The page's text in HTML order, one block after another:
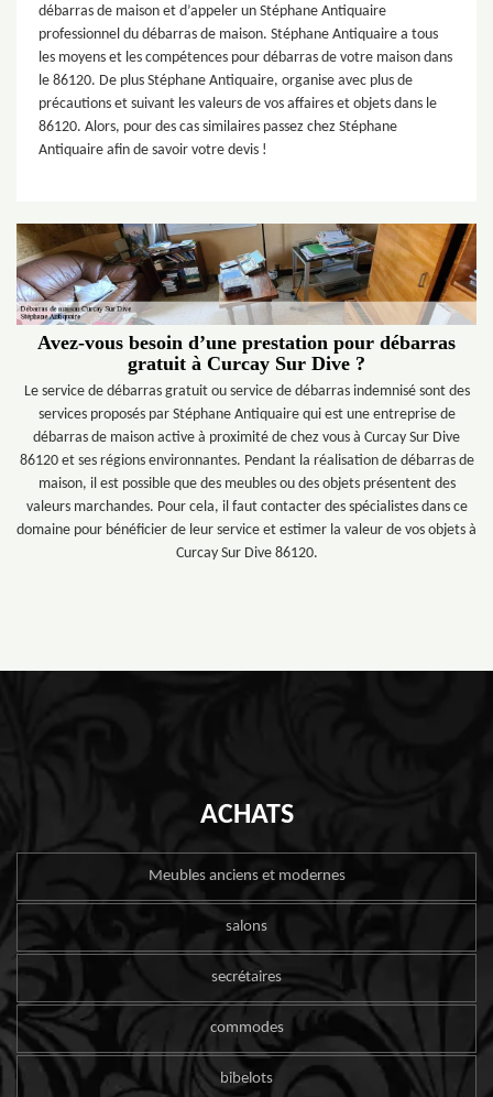
débarras de maison et d’appeler un Stéphane Antiquaire
professionnel du débarras de maison. Stéphane Antiquaire a tous
les moyens et les compétences pour débarras de votre maison dans
le 86120. De plus Stéphane Antiquaire, organise avec plus de
précautions et suivant les valeurs de vos affaires et objets dans le
86120. Alors, pour des cas similaires passez chez Stéphane
Antiquaire afin de savoir votre devis !
Avez-vous besoin d’une prestation pour débarras
gratuit à Curcay Sur Dive ?
Le service de débarras gratuit ou service de débarras indemnisé sont des
services proposés par Stéphane Antiquaire qui est une entreprise de
débarras de maison active à proximité de chez vous à Curcay Sur Dive
86120 et ses régions environnantes. Pendant la réalisation de débarras de
maison, il est possible que des meubles ou des objets présentent des
valeurs marchandes. Pour cela, il faut contacter des spécialistes dans ce
domaine pour bénéficier de leur service et estimer la valeur de vos objets à
Curcay Sur Dive 86120.
ACHATS
Meubles anciens et modernes
salons
secrétaires
commodes
bibelots